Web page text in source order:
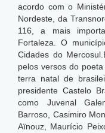
acordo com o
Nordeste, da
116, a mais
Fortaleza. O
Cidades do
pelos versos do
terra natal de
presidente Castelo
como Juvenal
Barroso, Casimiro
Aïnouz, Maurício